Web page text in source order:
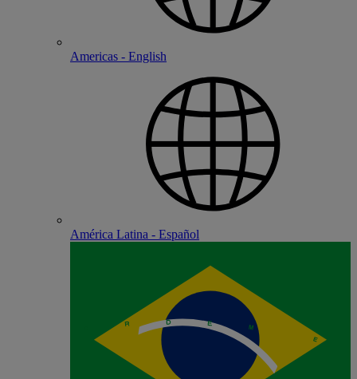
Americas - English
América Latina - Español